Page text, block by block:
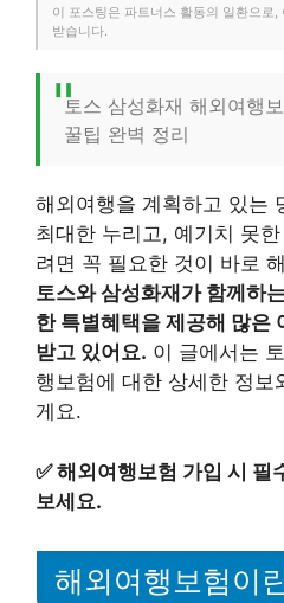
이 포스팅은 파트너스 활동의 일환으로
받습니다.
토스 삼성화재 해외여행
꿀팁 완벽 정리
해외여행을 계획하고 있는
최대한 누리고, 예기치 못
려면 꼭 필요한 것이 바로
토스와 삼성화재가 함께하
한 특별혜택을 제공해 많은
받고 있어요. 이 글에서는
행보험에 대한 상세한 정보
게요.
✅해외여행보험 가입 시 필
보세요.
해외여행보험이